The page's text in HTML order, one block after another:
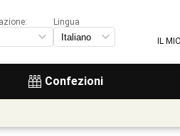
Confezioni
Lingua
IL